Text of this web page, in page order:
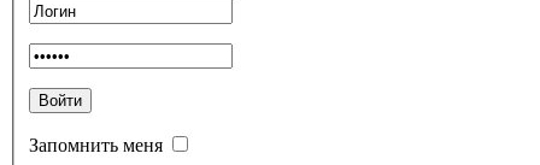
Запомнить меня